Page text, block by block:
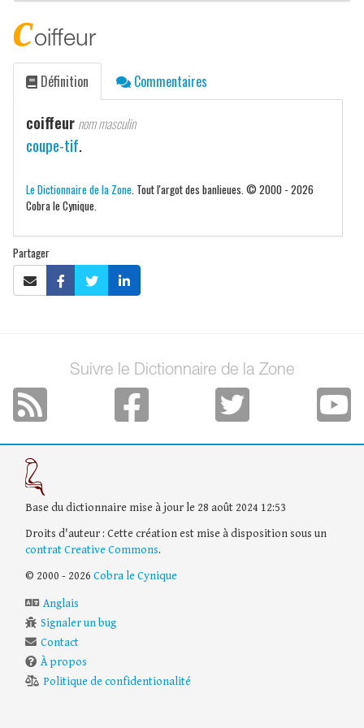
coiffeur
Définition Commentaires
coiffeur nom masculin
coupe-tif.
Le Dictionnaire de la Zone . Tout l'argot des banlieues. © 2000 - 2026
Cobra le Cynique.
Partager
Suivre le Dictionnaire de la Zone
Base du dictionnaire mise à jour le 28 août 2024 12:53
Droits d'auteur : Cette création est mise à disposition sous un
contrat Creative Commons.
© 2000 - 2026 Cobra le Cynique
Anglais
Signaler un bug
Contact
À propos
Politique de confidentionalité